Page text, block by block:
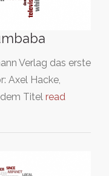
Verlag das erste
Axel Hacke,
Titel read